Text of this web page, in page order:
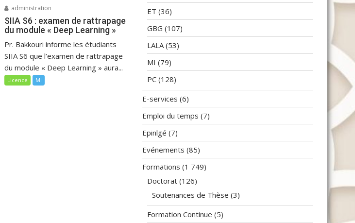
administration
SIIA S6 : examen de rattrapage
du module « Deep Learning »
Pr. Bakkouri informe les étudiants
SIIA S6 que l’examen de rattrapage
du module « Deep Learning » aura...
Licence MI
ET (36)
GBG (107)
LALA(53)
MI (79)
PC (128)
E-services (6)
Emploi du temps (7)
Epinlgé (7)
Evénements (85)
Formations (1 749)
Doctorat (126)
Soutenances de Thèse (3)
Formation Continue (5)